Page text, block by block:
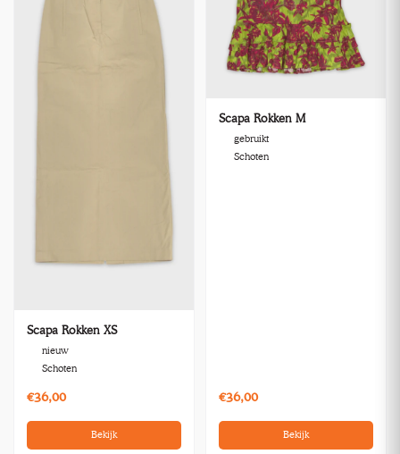
Scapa Rokken XS
nieuw
Schoten
€36,00
Bekijk
Scapa Rokken M
gebruikt
Schoten
€36,00
Bekijk